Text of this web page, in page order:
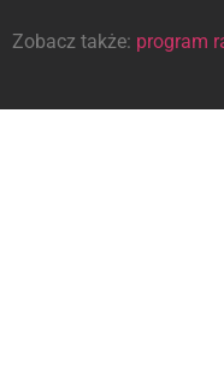
Zobacz także: program